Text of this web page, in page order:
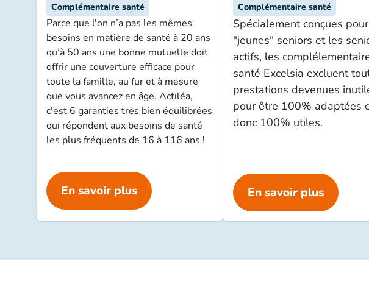
Complémentaire santé
Parce que l'on n’a pas les mêmes
besoins en matière de santé à 20 ans
qu’à 50 ans une bonne mutuelle doit
offrir une couverture efficace pour
toute la famille, au fur et à mesure
que vous avancez en âge. Actiléa,
c'est 6 garanties très bien équilibrées
qui répondent aux besoins de santé
les plus fréquents de 16 à 116 ans !
En savoir plus
Complémentaire santé
Spécialement conçues
"jeunes" seniors et les
actifs, les
santé Excelsia excluent
prestations devenues
pour être 100% adaptées
donc 100% utiles.
En savoir plus